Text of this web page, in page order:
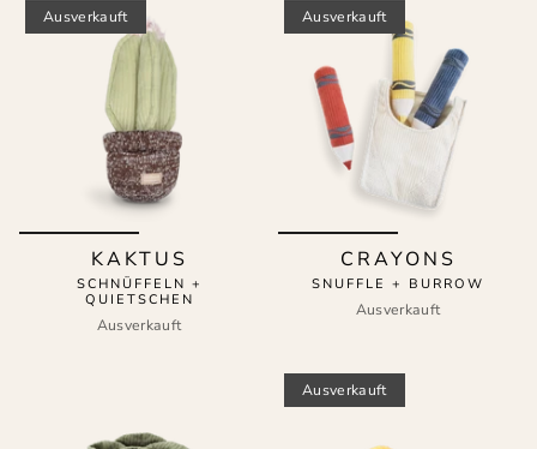
Ausverkauft
KAKTUS
SCHNÜFFELN +
QUIETSCHEN
Ausverkauft
Ausverkauft
CRAYONS
SNUFFLE + BURROW
Ausverkauft
Ausverkauft